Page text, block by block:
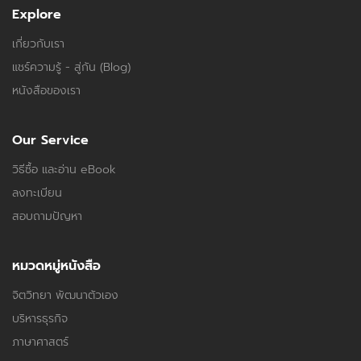
Explore
เกี่ยวกับเรา
แชร์ความรู้ - สู่กัน (Blog)
หนังสือของเรา
Our Service
วิธีซื้อ และอ่าน eBook
ลงทะเบียน
สอบถามปัญหา
หมวดหมู่หนังสือ
จิตวิทยา พัฒนาตัวเอง
บริหารธุรกิจ
ภาษาศาสตร์